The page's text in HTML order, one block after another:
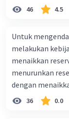
dari satu.
buah. Banyak
ton.
dalam truk
biaya setiap
besar Rp14.000,
harus dibayar
Rp2.475.000 D.
46 4.5
Untuk
melakukan
menaikkan
menurunkan
dengan
dengan
Ekspansif dengan
36 0.0